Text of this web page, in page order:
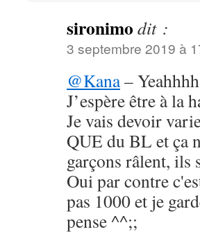
sironimo dit :
3 septembre 2019 à
@Kana–
J’espère être à la
Je vais devoir
QUE du BL et ça
garçons râlent, ils
Oui par contre
pas 1000 et je
pense ^^;;